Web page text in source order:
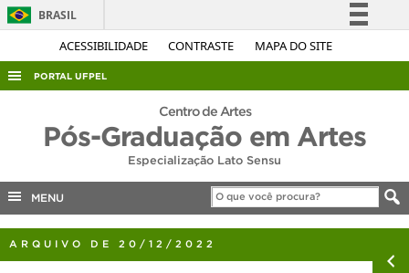
ACESSIBILIDADE CONTRASTE MAPA DO SITE
BRASIL
Simplifique!
Acesso à informação
Canais
PORTAL UFPEL
AUDITORIA
CONCURSOS
EDITAIS
INTERNACIONAL
Centro de Artes
Pós-Graduação em Artes
Especialização Lato Sensu
MENU
ARQUIVO DE 20/12/2022